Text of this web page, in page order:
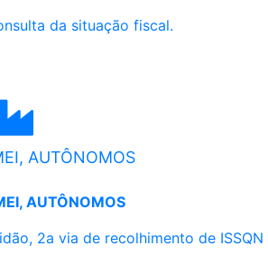
da situação fiscal.
AUTÔNOMOS
AUTÔNOMOS
2a via de recolhimento de ISSQN